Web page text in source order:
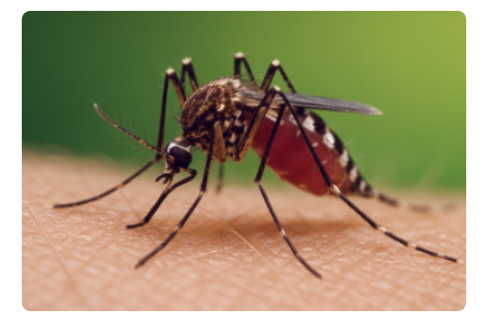
Grünalgen, die vor Hunderten von Millionen Jahren
lebten. Unter den Vorfahren sticht eine Gruppe heraus,
die noch heute in der Natur vorkommt: die
Süßwasseralge Coleochaetophyceae. Einige Arten
dieser Gruppe bilden aus Zellfäden dichte Geflechte
mit scheibenförmiger Gestalt. Was auffällig ist: Die
nächsten…